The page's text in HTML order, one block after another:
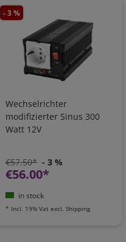
- 3 %
Wechselrichter
modifizierter Sinus 300
Watt 12V
€57.50* - 3 %
€56.00*
in stock
* Incl. 19% Vat excl. Shipping